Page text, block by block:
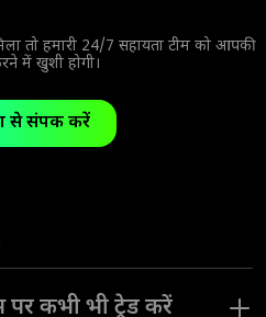
तो हमारी 24/7 सहायता टीम को आपकी
में खुशी होगी।
से संपर्क करें
कभी भी ट्रेड करें